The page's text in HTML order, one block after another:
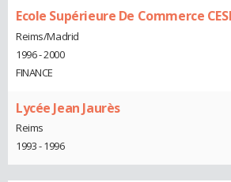
Ecole Supérieure De Commerce
Reims/Madrid
1996 - 2000
FINANCE
Lycée Jean Jaurès
Reims
1993 - 1996